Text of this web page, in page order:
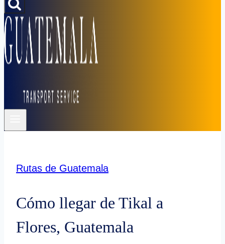
Rutas de Guatemala
Cómo llegar de Tikal a
Flores, Guatemala